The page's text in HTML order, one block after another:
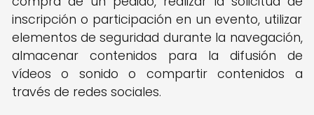
inscripción o participación en un evento, utilizar
elementos de seguridad durante la navegación,
almacenar contenidos para la difusión de
vídeos o sonido o compartir contenidos a
través de redes sociales.